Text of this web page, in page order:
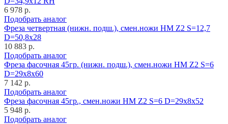
6 978 р.
Подобрать аналог
Фреза четвертная (нижн. подш.), смен.ножи HM Z2 S=12,7
D=50,8x28
10 883 р.
Подобрать аналог
Фреза фасочная 45гр. (нижн. подш.), смен.ножи HM Z2 S=6
D=29x8x60
7 142 р.
Подобрать аналог
Фреза фасочная 45гр., смен.ножи HM Z2 S=6 D=29x8x52
5 948 р.
Подобрать аналог